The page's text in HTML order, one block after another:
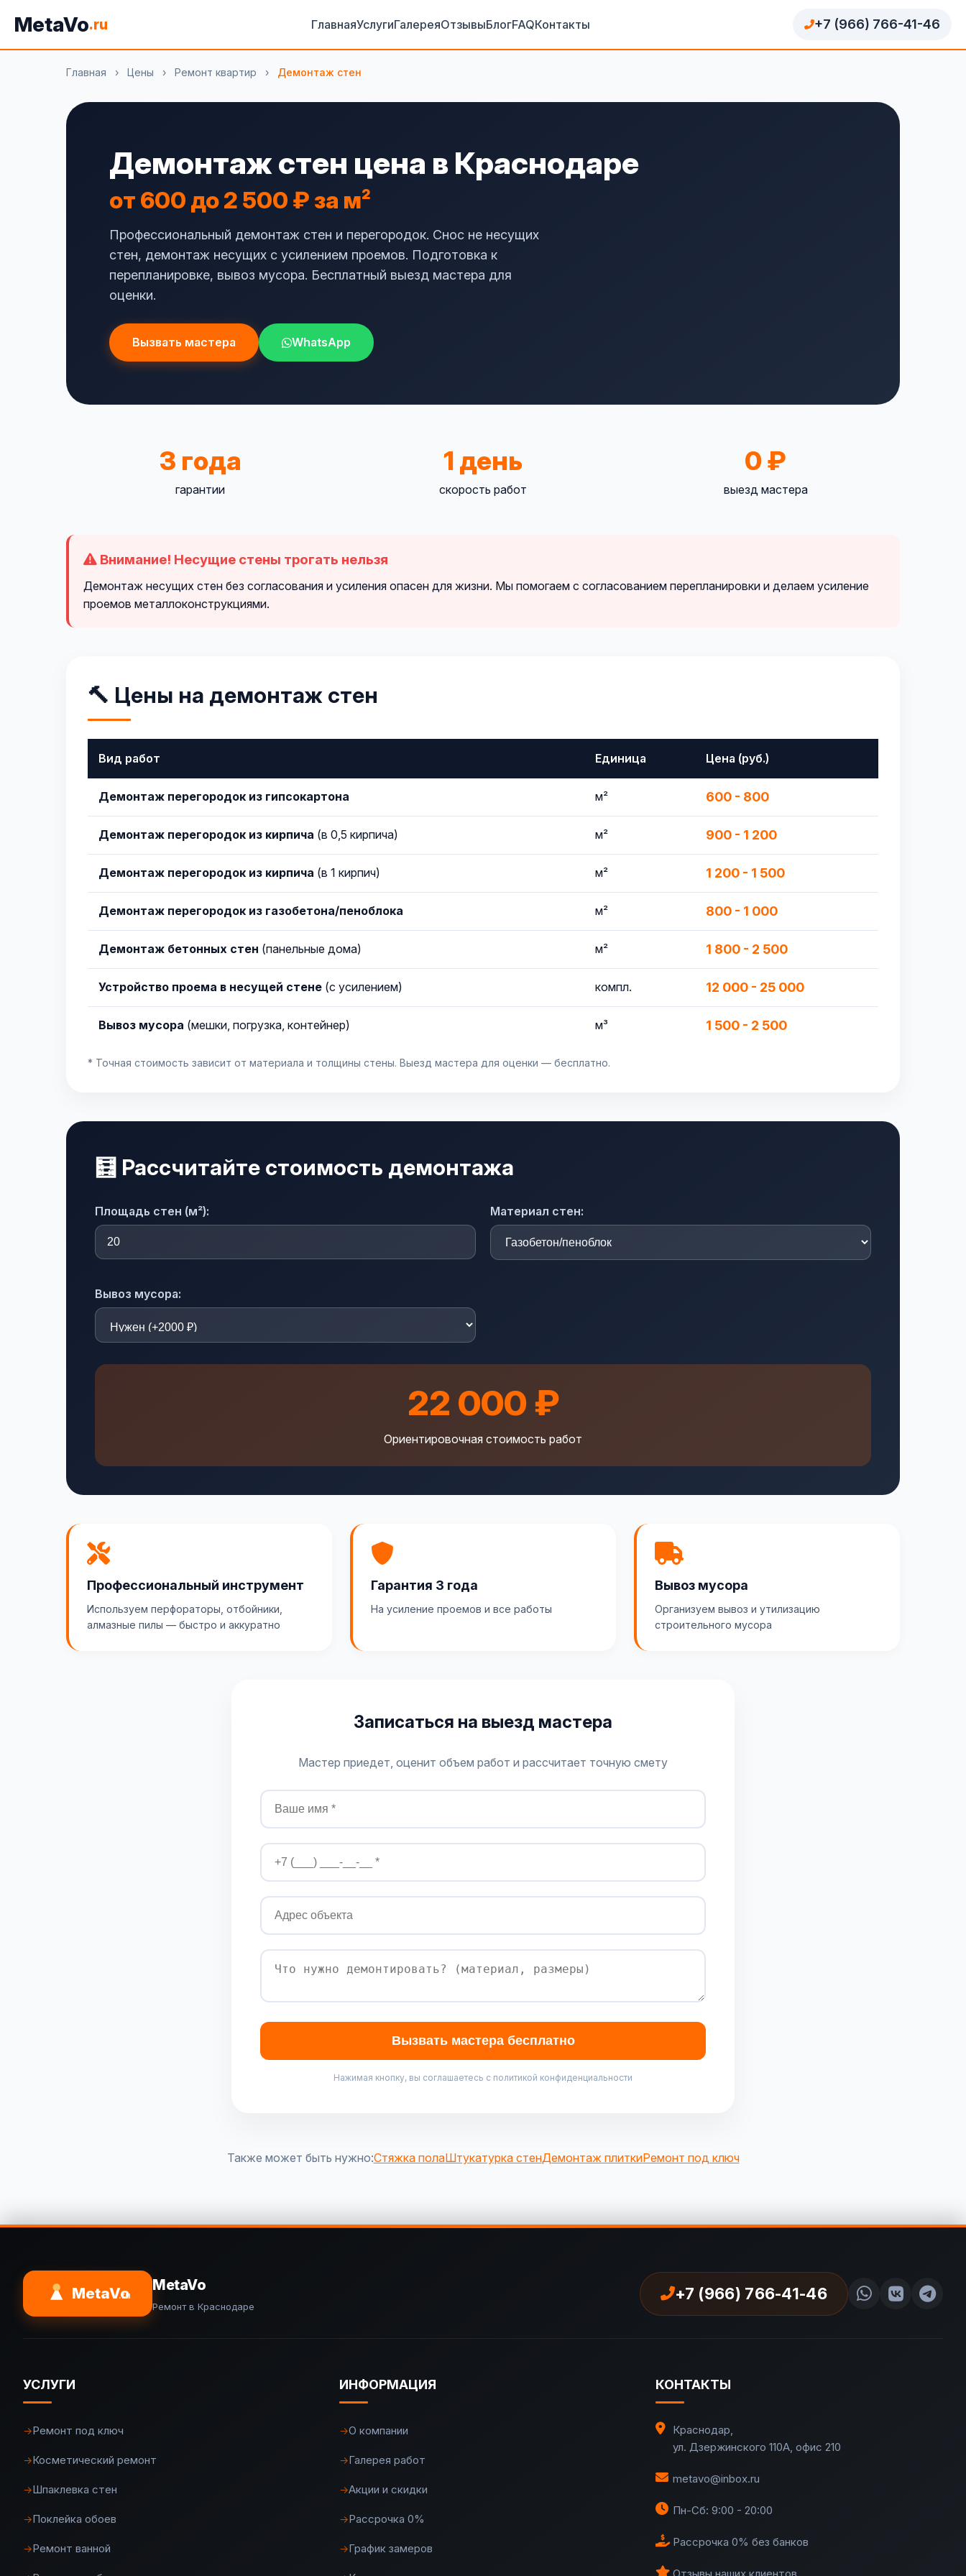
MetaVo.ru ГлавнаяУслугиГалереяОтзывыБлогFAQКонтакты +7 (966) 766-41-46
Главная › Цены › Ремонт квартир › Демонтаж стен
Демонтаж стен цена в Краснодаре
от 600 до 2 500 ₽ за м²
Профессиональный демонтаж стен и перегородок. Снос не несущих
стен, демонтаж несущих с усилением проемов. Подготовка к
перепланировке, вывоз мусора. Бесплатный выезд мастера для
оценки.
Вызвать мастера WhatsApp
3 года
гарантии
1 день
скорость работ
0 ₽
выезд мастера
Внимание! Несущие стены трогать нельзя
Демонтаж несущих стен без согласования и усиления опасен для жизни. Мы помогаем с согласованием перепланировки и делаем усиление
проемов металлоконструкциями.
🔨 Цены на демонтаж стен
Вид работ Единица Цена (руб.)
Демонтаж перегородок из гипсокартона м² 600 - 800
Демонтаж перегородок из кирпича (в 0,5 кирпича) м² 900 - 1 200
Демонтаж перегородок из кирпича (в 1 кирпич) м² 1 200 - 1 500
Демонтаж перегородок из газобетона/пеноблока м² 800 - 1 000
Демонтаж бетонных стен (панельные дома) м² 1 800 - 2 500
Устройство проема в несущей стене (с усилением) компл. 12 000 - 25 000
Вывоз мусора (мешки, погрузка, контейнер) м³ 1 500 - 2 500
* Точная стоимость зависит от материала и толщины стены. Выезд мастера для оценки — бесплатно.
🧮 Рассчитайте стоимость демонтажа
Площадь стен (м²): Материал стен:
Вывоз мусора:
22 000 ₽
Ориентировочная стоимость работ
Профессиональный инструмент
Используем перфораторы, отбойники,
алмазные пилы — быстро и аккуратно
Гарантия 3 года
На усиление проемов и все работы
Вывоз мусора
Организуем вывоз и утилизацию
строительного мусора
Записаться на выезд мастера
Мастер приедет, оценит объем работ и рассчитает точную смету
Вызвать мастера бесплатно
Нажимая кнопку, вы соглашаетесь с политикой конфиденциальности
Также может быть нужно:Стяжка полаШтукатурка стенДемонтаж плиткиРемонт под ключ
MetaVo
.ru
MetaVo
Ремонт в Краснодаре
+7 (966) 766-41-46
УСЛУГИ
→Ремонт под ключ
→Косметический ремонт
→Шпаклевка стен
→Поклейка обоев
→Ремонт ванной
ИНФОРМАЦИЯ
→О компании
→Галерея работ
→Акции и скидки
→Рассрочка 0%
→График замеров
КОНТАКТЫ
Краснодар,
ул. Дзержинского 110А, офис 210
metavo@inbox.ru
Пн-Сб: 9:00 - 20:00
Рассрочка 0% без банков